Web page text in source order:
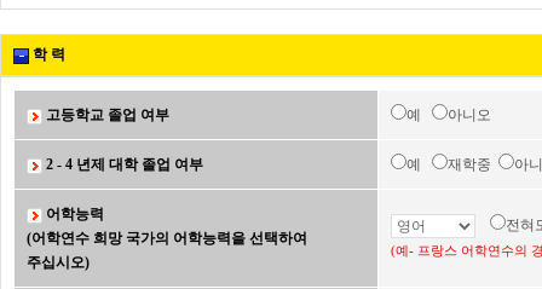
학 력
고등학교 졸업 여부 예 아니오
2 - 4 년제 대학 졸업 여부 예 재학중 아
어학능력
(어학연수 희망 국가의 어학능력을 선택하여
주십시오)
전
(예- 프랑스 어학연수의